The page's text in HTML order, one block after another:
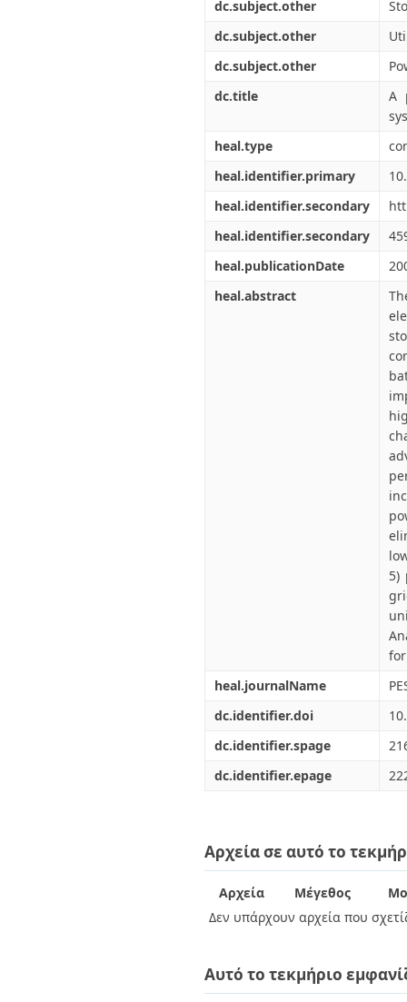
dc.subject.other
dc.subject.other
dc.subject.other
dc.title
A
heal.type
heal.identifier.primary
heal.identifier.secondary
heal.identifier.secondary
heal.publicationDate
heal.abstract
5)
heal.journalName
dc.identifier.doi
dc.identifier.spage
dc.identifier.epage
Αρχεία σε αυτό το
Αρχεία Μέγεθος
Δεν υπάρχουν αρχεία που
Αυτό το τεκμήριο